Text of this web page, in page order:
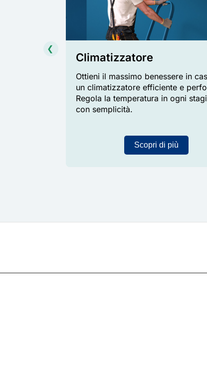
Climatizzatore
Ottieni il massimo benessere in
un climatizzatore efficiente e
Regola la temperatura in ogni
con semplicità.
Scopri di più